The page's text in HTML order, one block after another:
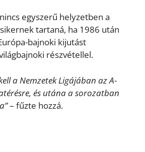
egyszerű helyzetben a
tartaná, ha 1986 után
bajnoki kijutást
részvétellel.
a Nemzetek Ligájában az A-
és utána a sorozatban
– fűzte hozzá.